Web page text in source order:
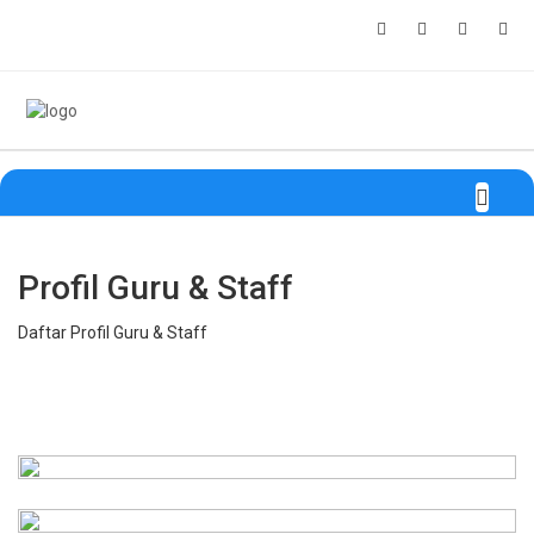
Profil Guru & Staff
Daftar Profil Guru & Staff
S.Pd.,M.M.